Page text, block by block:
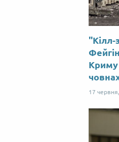
"Кілл-
Криму
17 червня,